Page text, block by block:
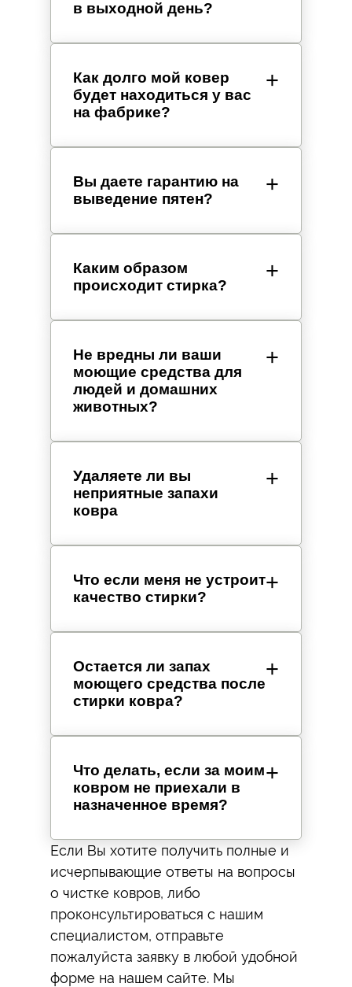
в выходной день?
Как долго мой ковер
будет находиться у вас
на фабрике?
Вы даете гарантию на
выведение пятен?
Каким образом
происходит стирка?
Не вредны ли ваши
моющие средства для
людей и домашних
животных?
Удаляете ли вы
неприятные запахи
ковра
Что если меня не устроит
качество стирки?
Остается ли запах
моющего средства после
стирки ковра?
Что делать, если за моим
ковром не приехали в
назначенное время?
Если Вы хотите получить полные и
исчерпывающие ответы на вопросы
о чистке ковров, либо
проконсультироваться с нашим
специалистом, отправьте
пожалуйста заявку в любой удобной
форме на нашем сайте. Мы